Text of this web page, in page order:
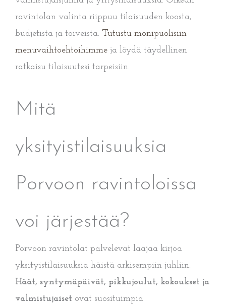
ravintolan valinta riippuu tilaisuuden koosta,
budjetista ja toiveista. Tutustu monipuolisiin
menu­vaihtoehtoihimme ja löydä täydellinen
ratkaisu tilaisuutesi tarpeisiin.
Mitä
yksityistilaisuuksia
Porvoon ravintoloissa
voi järjestää?
Porvoon ravintolat palvelevat laajaa kirjoa
yksityistilaisuuksia häistä arkisempiin juhliin.
Häät, syntymäpäivät, pikkujoulut, kokoukset ja
valmistujaiset ovat suosituimpia